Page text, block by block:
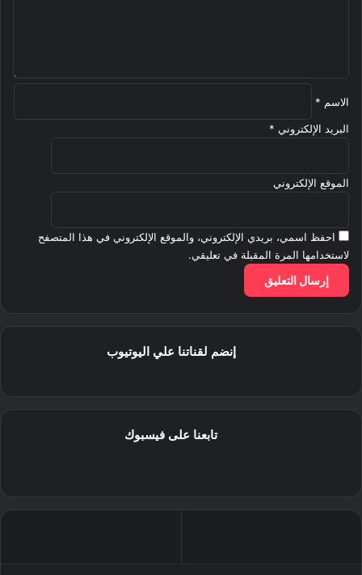
الاسم *
البريد الإلكتروني *
الموقع الإلكتروني
احفظ اسمي، بريدي الإلكتروني، والموقع الإلكتروني في هذا المتصفح
لاستخدامها المرة المقبلة في تعليقي.
إنضم لقناتنا علي اليوتيوب
تابعنا على فيسبوك